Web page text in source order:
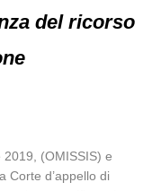
del ricorso
(OMISSIS) e
Corte d’appello di